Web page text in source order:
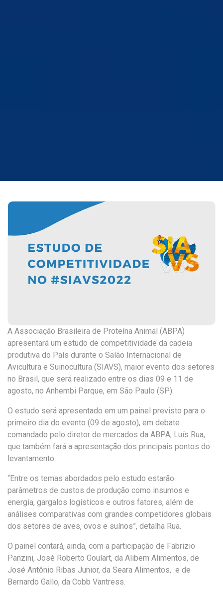
A Associação Brasileira de Proteína Animal (ABPA)
apresentará um estudo de competitividade da cadeia
produtiva do País durante o Salão Internacional de
Avicultura e Suinocultura (SIAVS), maior evento dos setores
no Brasil, que será realizado entre os dias 09 e 11 de
agosto, no Anhembi Parque, em São Paulo (SP).
O estudo será apresentado em um painel previsto para o
primeiro dia do evento (09 de agosto), em debate
comandado pelo diretor de mercados da ABPA, Luís Rua,
que também fará a apresentação dos principais pontos do
levantamento.
“Entre os temas abordados pelo estudo estarão
parâmetros de custos de produção como insumos e
energia, gargalos logísticos e outros fatores, além de
análises comparativas com grandes competidores globais
dos setores de aves, ovos e suínos”, detalha Rua.
O painel contará, ainda, com a participação de Fabrizio
Panzini, José Roberto Goulart, da Alibem Alimentos, de
José Antônio Ribas Junior, da Seara Alimentos, e de
Bernardo Gallo, da Cobb Vantress.